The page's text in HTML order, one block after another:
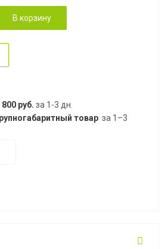
В корзину
800 руб. за 1-3 дн.
товар за 1–3